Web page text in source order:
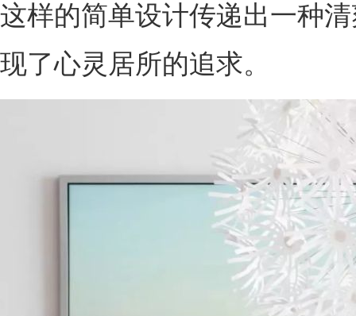
这样的简单设计传递出一种
现了心灵居所的追求。